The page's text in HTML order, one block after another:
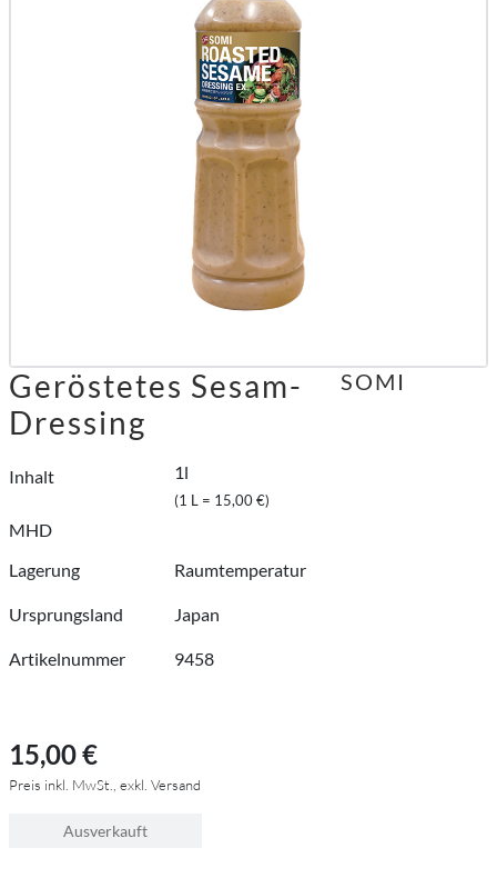
Geröstetes Sesam-
Dressing
Inhalt 1l
(1 L = 15,00 €)
MHD
Lagerung
Raumtemperatur
Ursprungsland Japan
Artikelnummer 9458
SOMI
15,00 €
Preis inkl. MwSt., exkl. Versand
Ausverkauft